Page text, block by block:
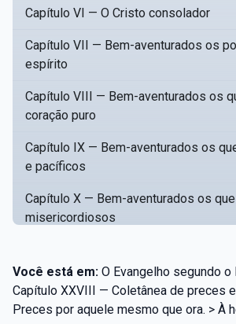
Capítulo VI — O Cristo consolador
Capítulo VII — Bem-aventurados os
espírito
Capítulo VIII — Bem-aventurados os
coração puro
Capítulo IX — Bem-aventurados os
e pacíficos
Capítulo X — Bem-aventurados os
misericordiosos
Capítulo XII — Amai os vossos
Capítulo XIII — Não saiba a vossa
Você está em: O Evangelho segundo
Capítulo XXVIII — Coletânea de preces
Preces por aquele mesmo que ora. > À